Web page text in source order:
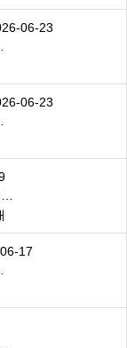
06-23
06-23
17